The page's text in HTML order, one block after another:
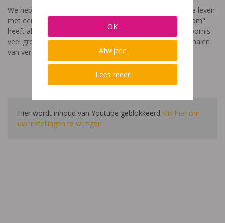
We hebben een video gemaakt die toont hoe het is om te leven
met een leerstoornis. De film met als titel: "Ik heet niet dom"
heeft als doel aan te tonen dat de impact van een leerstoornis
veel groter is dan enkel wat je ziet in de klas. Je hoort verhalen
van verschillende leerlingen en ouders.
Hier wordt inhoud van Youtube geblokkeerd.Klik hier om
uw instellingen te wijzigen
OK
Afwijzen
Lees meer